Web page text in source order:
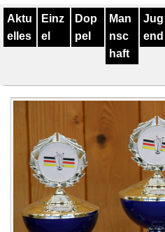
Geschichte
Training
Kontakt
Links
Impressum
Aktu
elles
Einz
el
Dop
pel
Man
nsc
haft
Jug
end